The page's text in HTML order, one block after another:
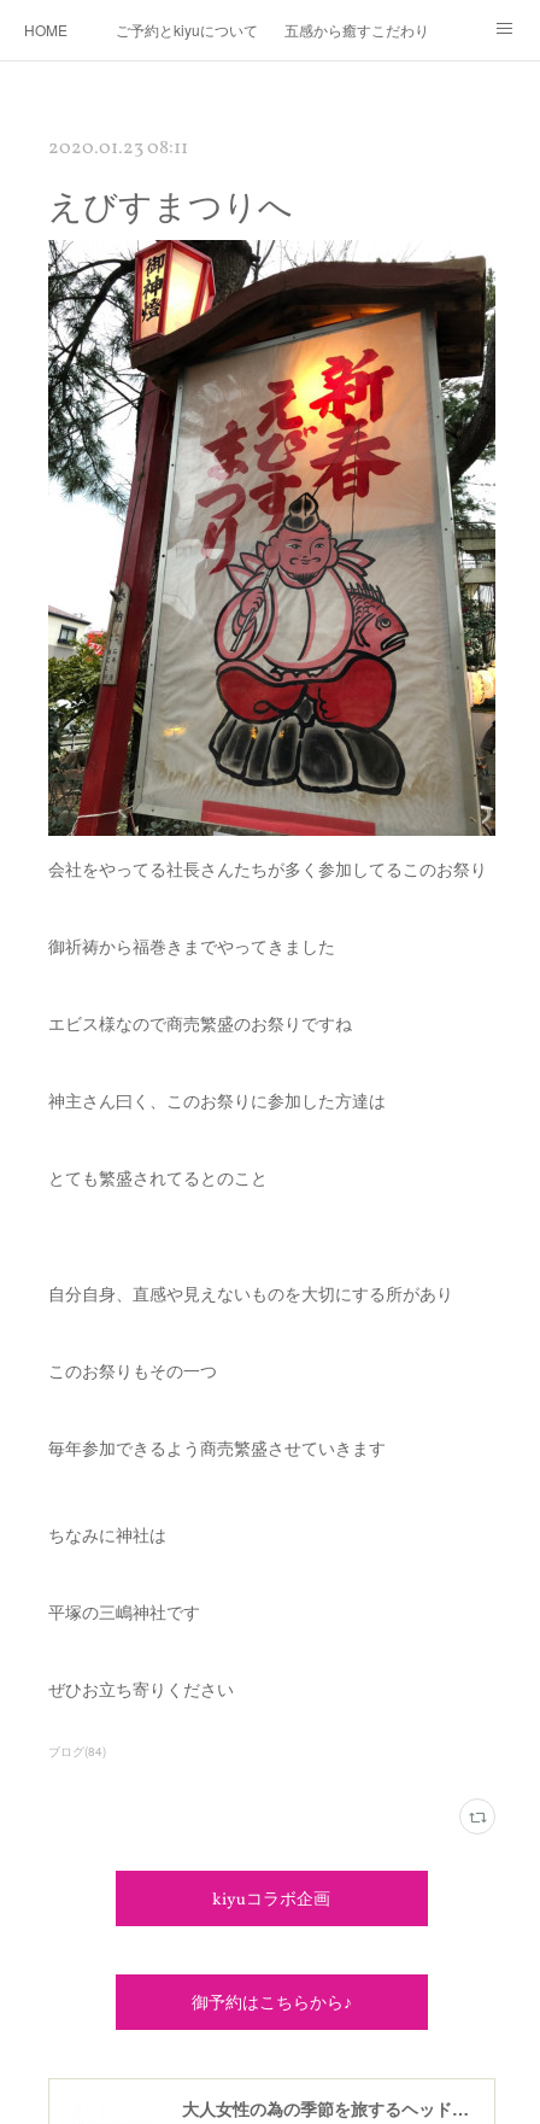
HOME ご予約とkiyuについて 五感から癒すこだわり
2020.01.23 08:11
えびすまつりへ
会社をやってる社長さんたちが多く参加してるこのお祭り
御祈祷から福巻きまでやってきました
エビス様なので商売繁盛のお祭りですね
神主さん曰く、このお祭りに参加した方達は
とても繁盛されてるとのこと
自分自身、直感や見えないものを大切にする所があり
このお祭りもその一つ
毎年参加できるよう商売繁盛させていきます
ちなみに神社は
平塚の三嶋神社です
ぜひお立ち寄りください
ブログ(84)
kiyuコラボ企画
御予約はこちらから♪
大人女性の為の季節を旅するヘッドスパ